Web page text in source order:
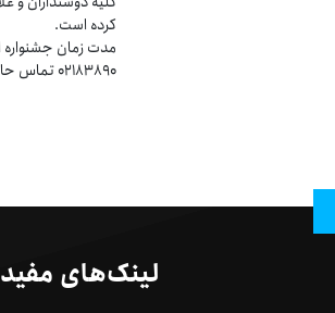
کرده‌ است.
۰۲۱۸۳۸۹۰ تماس حاصل نمایید.
لینک‌های مفید